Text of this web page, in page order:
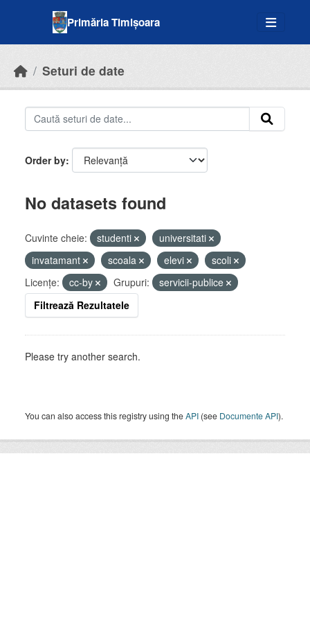
Primăria Timișoara
Seturi de date
Order by
No datasets found
Cuvinte cheie: studenti
universitati
invatamant
scoala elevi
scoli
Licenţe:
cc-by Grupuri:
servicii-publice
Filtrează Rezultatele
Please try another search.
You can also access this registry using theAPI (see Documente API).